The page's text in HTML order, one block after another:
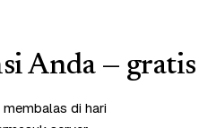
Anda — gratis
di hari